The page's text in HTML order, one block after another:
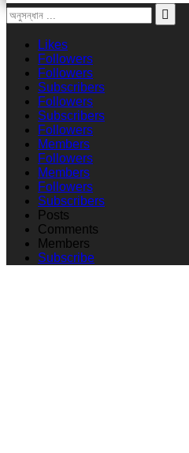
Likes
Followers
Followers
Subscribers
Followers
Subscribers
Followers
Members
Followers
Members
Followers
Subscribers
Posts
Comments
Members
Subscribe